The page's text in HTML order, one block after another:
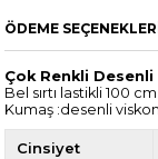
ÖDEME
Çok Renkli
Bel sırtı lastikli 100
Kumaş :desenli viskon
Cinsiyet